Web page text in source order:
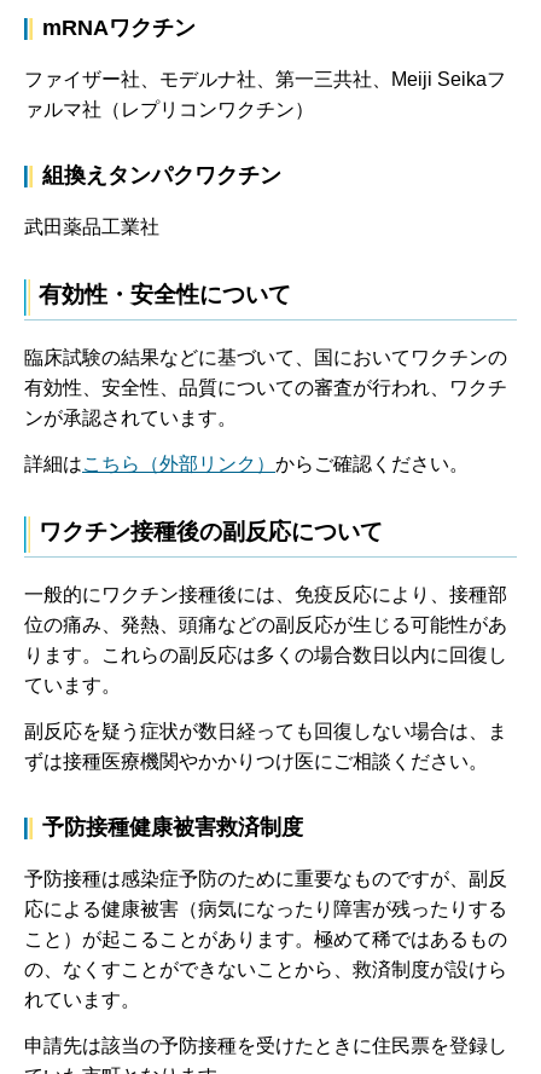
mRNAワクチン
ファイザー社、モデルナ社、第一三共社、Meiji Seikaフ
ァルマ社（レプリコンワクチン）
組換えタンパクワクチン
武田薬品工業社
有効性・安全性について
臨床試験の結果などに基づいて、国においてワクチンの
有効性、安全性、品質についての審査が行われ、ワクチ
ンが承認されています。
詳細はこちら（外部リンク） からご確認ください。
ワクチン接種後の副反応について
一般的にワクチン接種後には、免疫反応により、接種部
位の痛み、発熱、頭痛などの副反応が生じる可能性があ
ります。これらの副反応は多くの場合数日以内に回復し
ています。
副反応を疑う症状が数日経っても回復しない場合は、ま
ずは接種医療機関やかかりつけ医にご相談ください。
予防接種健康被害救済制度
予防接種は感染症予防のために重要なものですが、副反
応による健康被害（病気になったり障害が残ったりする
こと）が起こることがあります。極めて稀ではあるもの
の、なくすことができないことから、救済制度が設けら
れています。
申請先は該当の予防接種を受けたときに住民票を登録し